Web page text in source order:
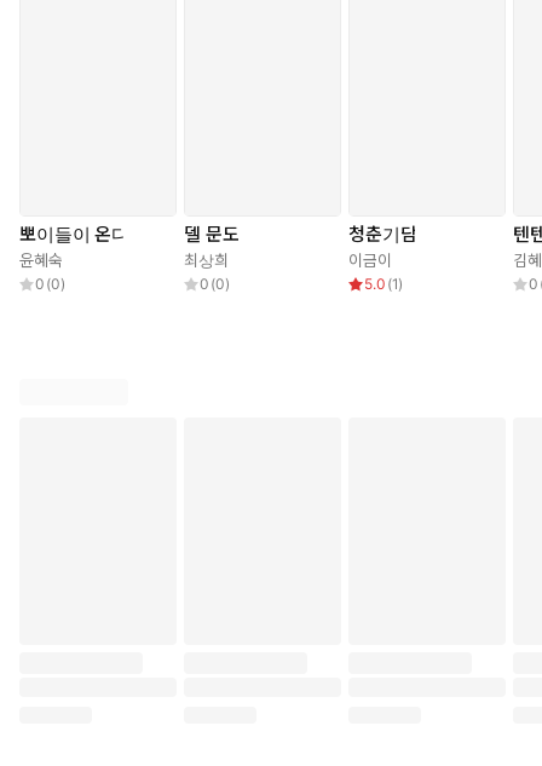
뽀이들이 온다
윤혜숙
0 (0)
델 문도
최상희
0 (0)
청춘기담
이금이
5.0 (1)
텐
김
0